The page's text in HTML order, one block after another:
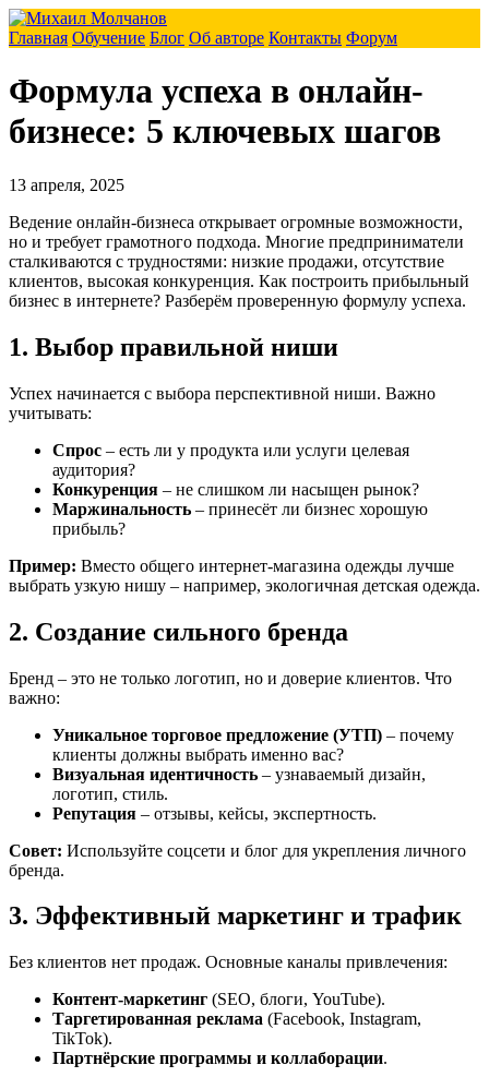
Главная Обучение Блог Об авторе Контакты Форум
Формула успеха в онлайн-
бизнесе: 5 ключевых шагов
13 апреля, 2025
Ведение онлайн-бизнеса открывает огромные возможности,
но и требует грамотного подхода. Многие предприниматели
сталкиваются с трудностями: низкие продажи, отсутствие
клиентов, высокая конкуренция. Как построить прибыльный
бизнес в интернете? Разберём проверенную формулу успеха.
1. Выбор правильной ниши
Успех начинается с выбора перспективной ниши. Важно
учитывать:
Спрос – есть ли у продукта или услуги целевая
аудитория?
Конкуренция – не слишком ли насыщен рынок?
Маржинальность – принесёт ли бизнес хорошую
прибыль?
Пример: Вместо общего интернет-магазина одежды лучше
выбрать узкую нишу – например, экологичная детская одежда.
2. Создание сильного бренда
Бренд – это не только логотип, но и доверие клиентов. Что
важно:
Уникальное торговое предложение (УТП) – почему
клиенты должны выбрать именно вас?
Визуальная идентичность – узнаваемый дизайн,
логотип, стиль.
Репутация – отзывы, кейсы, экспертность.
Совет: Используйте соцсети и блог для укрепления личного
бренда.
3. Эффективный маркетинг и трафик
Без клиентов нет продаж. Основные каналы привлечения:
Контент-маркетинг (SEO, блоги, YouTube).
Таргетированная реклама (Facebook, Instagram,
TikTok).
Партнёрские программы и коллаборации.